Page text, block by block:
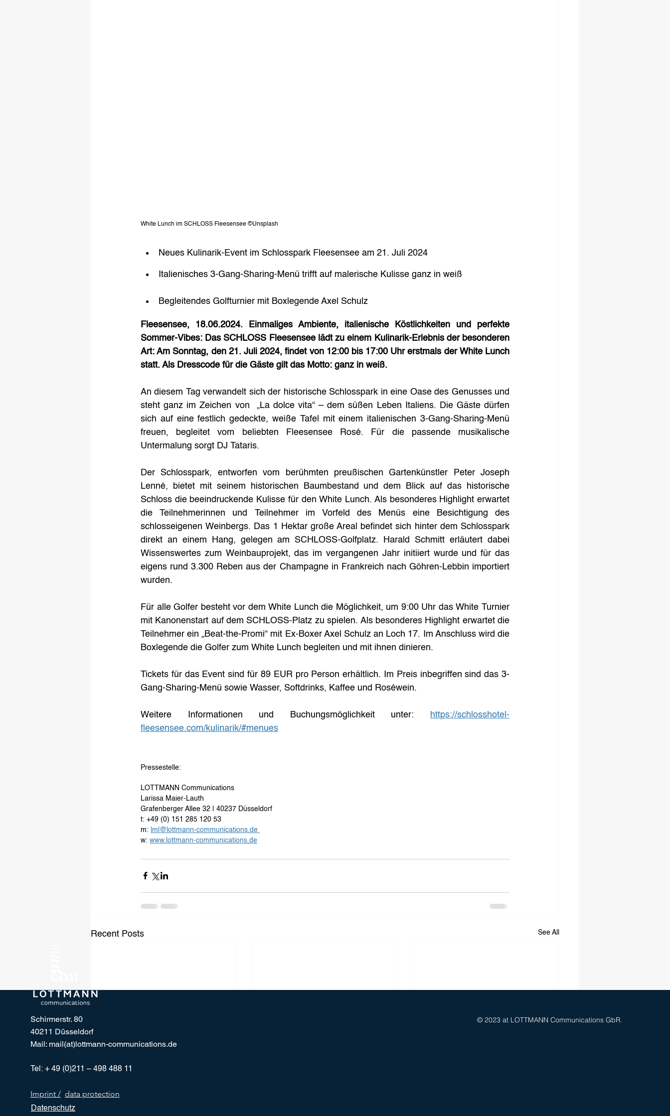
White Lunch im SCHLOSS Fleesensee ©Unsplash
Neues Kulinarik-Event im Schlosspark Fleesensee am 21. Juli 2024
Italienisches 3-Gang-Sharing-Menü trifft auf malerische Kulisse ganz in weiß
Begleitendes Golfturnier mit Boxlegende Axel Schulz
Fleesensee, 18.06.2024. Einmaliges Ambiente, italienische Köstlichkeiten und perfekte
Sommer-Vibes: Das SCHLOSS Fleesensee lädt zu einem Kulinarik-Erlebnis der besonderen
Art: Am Sonntag, den 21. Juli 2024, findet von 12:00 bis 17:00 Uhr erstmals der White Lunch
statt. Als Dresscode für die Gäste gilt das Motto: ganz in weiß.
An diesem Tag verwandelt sich der historische Schlosspark in eine Oase des Genusses und
steht ganz im Zeichen von  „La dolce vita“ – dem süßen Leben Italiens. Die Gäste dürfen
sich auf eine festlich gedeckte, weiße Tafel mit einem italienischen 3-Gang-Sharing-Menü
freuen, begleitet vom beliebten Fleesensee Rosé. Für die passende musikalische
Untermalung sorgt DJ Tataris.
Der Schlosspark, entworfen vom berühmten preußischen Gartenkünstler Peter Joseph
Lenné, bietet mit seinem historischen Baumbestand und dem Blick auf das historische
Schloss die beeindruckende Kulisse für den White Lunch. Als besonderes Highlight erwartet
die Teilnehmerinnen und Teilnehmer im Vorfeld des Menüs eine Besichtigung des
schlosseigenen Weinbergs. Das 1 Hektar große Areal befindet sich hinter dem Schlosspark
direkt an einem Hang, gelegen am SCHLOSS-Golfplatz. Harald Schmitt erläutert dabei
Wissenswertes zum Weinbauprojekt, das im vergangenen Jahr initiiert wurde und für das
eigens rund 3.300 Reben aus der Champagne in Frankreich nach Göhren-Lebbin importiert
wurden.
Für alle Golfer besteht vor dem White Lunch die Möglichkeit, um 9:00 Uhr das White Turnier
mit Kanonenstart auf dem SCHLOSS-Platz zu spielen. Als besonderes Highlight erwartet die
Teilnehmer ein „Beat-the-Promi“ mit Ex-Boxer Axel Schulz an Loch 17. Im Anschluss wird die
Boxlegende die Golfer zum White Lunch begleiten und mit ihnen dinieren.
Tickets für das Event sind für 89 EUR pro Person erhältlich. Im Preis inbegriffen sind das 3-
Gang-Sharing-Menü sowie Wasser, Softdrinks, Kaffee und Roséwein.
Weitere Informationen und Buchungsmöglichkeit unter:
https://schlosshotel-
fleesensee.com/kulinarik/#menues
Pressestelle:
LOTTMANN Communications
Larissa Maier-Lauth
Grafenberger Allee 32 | 40237 Düsseldorf
t: +49 (0) 151 285 120 53
m:
lml@lottmann-communications.de
w: www.lottmann-communications.de
Recent Posts See All
Schirmerstr. 80
40211 Düsseldorf
Mail: mail(at)lottmann-communications.de
Tel: + 49 (0)211 – 498 488 11
Imprint / data protection
Datenschutz
© 2023 at LOTTMANN Communications GbR.